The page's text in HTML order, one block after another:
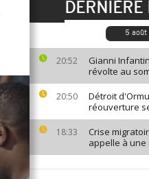
DERNIÈRE
5 août
20:52
Gianni
révolte au
20:50
Détroit
réouverture
18:33
Crise
appelle à